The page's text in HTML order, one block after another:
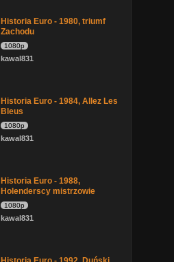
Historia Euro - 1980, triumf
Zachodu
1080p
kawal831
Historia Euro - 1984, Allez Les
Bleus
1080p
kawal831
Historia Euro - 1988,
Holenderscy mistrzowie
1080p
kawal831